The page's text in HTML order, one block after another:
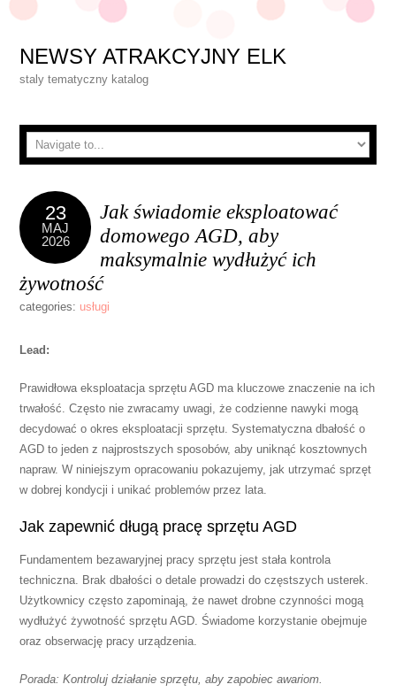
NEWSY ATRAKCYJNY ELK
staly tematyczny katalog
23
MAJ
2026
Jak świadomie eksploatować
domowego AGD, aby
maksymalnie wydłużyć ich
żywotność
categories: usługi
Lead:
Prawidłowa eksploatacja sprzętu AGD ma kluczowe znaczenie na ich
trwałość. Często nie zwracamy uwagi, że codzienne nawyki mogą
decydować o okres eksploatacji sprzętu. Systematyczna dbałość o
AGD to jeden z najprostszych sposobów, aby uniknąć kosztownych
napraw. W niniejszym opracowaniu pokazujemy, jak utrzymać sprzęt
w dobrej kondycji i unikać problemów przez lata.
Jak zapewnić długą pracę sprzętu AGD
Fundamentem bezawaryjnej pracy sprzętu jest stała kontrola
techniczna. Brak dbałości o detale prowadzi do częstszych usterek.
Użytkownicy często zapominają, że nawet drobne czynności mogą
wydłużyć żywotność sprzętu AGD. Świadome korzystanie obejmuje
oraz obserwację pracy urządzenia.
Porada: Kontroluj działanie sprzętu, aby zapobiec awariom.